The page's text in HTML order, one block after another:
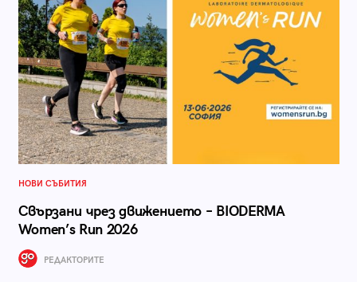
НОВИ СЪБИТИЯ
Свързани чрез движението – BIODERMA
Women’s Run 2026
РЕДАКТОРИТЕ